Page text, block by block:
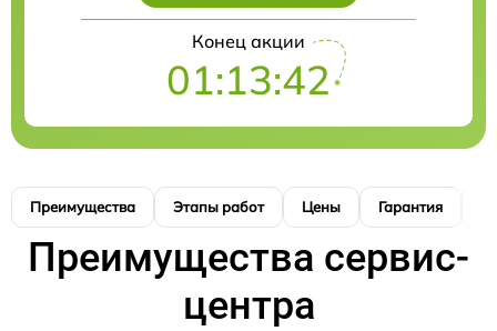
Конец акции
01:13:41
Преимущества Этапы работ Цены Гарантия
Преимущества сервис-
центра